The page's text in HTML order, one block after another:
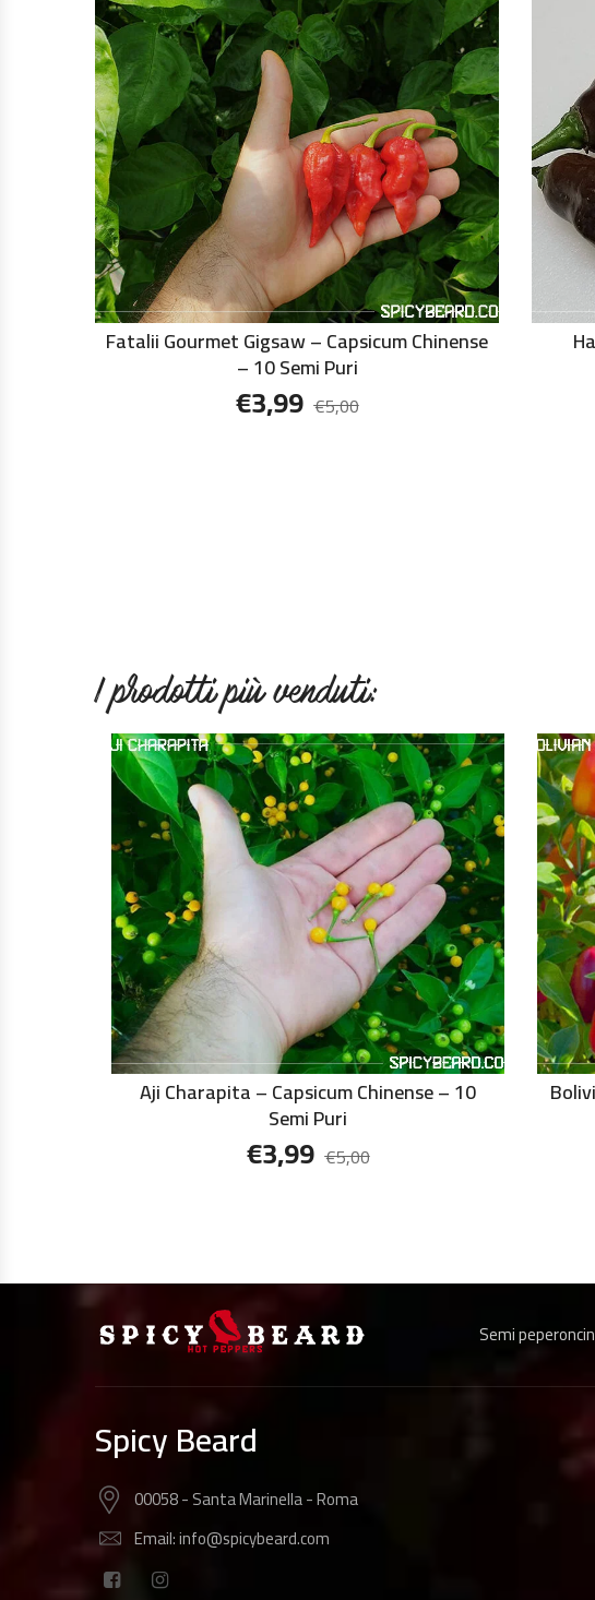
Fatalii Gourmet Gigsaw – Capsicum Chinense
– 10 Semi Puri
€5,00
€3,99
I prodotti più venduti:
Aji Charapita – Capsicum Chinense – 10
Semi Puri
€5,00
€3,99
Semi
Spicy Beard
00058 - Santa Marinella - Roma
Email: info@spicybeard.com